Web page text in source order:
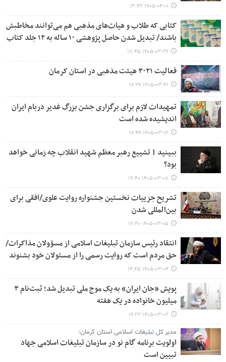
۱۴۰۵-۰۴-۰۱ ۱۳:۴۲
کتابی که طلاب و هیات‌های مذهبی هم می‌توانند مخاطبش
باشند/ تبدیل شدن حاصل پژوهشی ۱۰ ساله به ۱۲ جلد کتاب
۱۴۰۵-۰۳-۲۶ ۱۷:۴۵
فعالیت ۳۰۲۱ هیئت مذهبی در استان کرمان
۱۴۰۵-۰۳-۲۱ ۱۶:۲۹
تمهیدات لازم برای برگزاری جشن بزرگ غدیر دربام ایران
اندیشیده شده است
۱۴۰۵-۰۳-۱۲ ۱۶:۴۴
ببینید | تشییع رهبر معظم شهید انقلاب چه زمانی خواهد
بود؟
۱۴۰۵-۰۳-۰۸ ۱۹:۴۰
تشریح جزییات نخستین جشنواره روایت علوی/افقی برای
بین‌المللی شدن
۱۴۰۵-۰۳-۰۵ ۱۶:۳۰
انتقاد رئیس سازمان تبلیغات اسلامی از مسؤولان مذاکرات/
حق مردم است که روایت رسمی را از مسئولان خود بشنوند
۱۴۰۵-۰۳-۰۴ ۱۴:۴۵
پویش «جان ایران» به یک موج ملی تبدیل شد؛ ثبت‌نام ۳
میلیون خانواده در یک هفته
۱۴۰۵-۰۳-۰۲ ۱۶:۲۲
مدیر کل تبلیغات اسلامی استان کرمان:
اولویت برنامه گام نو در سازمان تبلیغات اسلامی جهاد
تبیین است